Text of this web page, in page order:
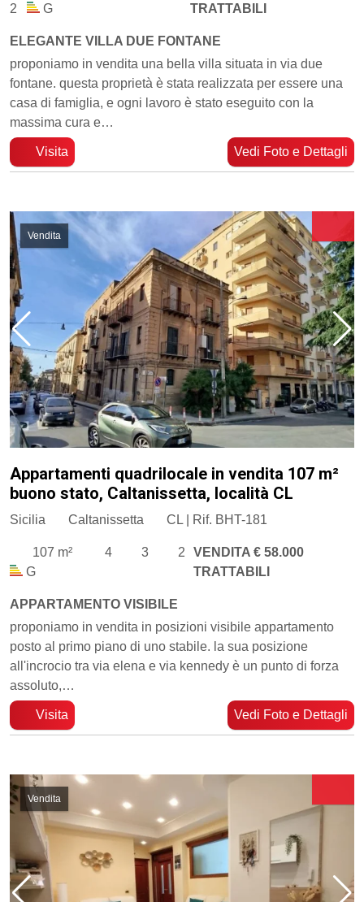
2
G
TRATTABILI
ELEGANTE VILLA DUE FONTANE
proponiamo in vendita una bella villa situata in via due
fontane. questa proprietà è stata realizzata per essere una
casa di famiglia, e ogni lavoro è stato eseguito con la
massima cura e…
Visita Vedi Foto e Dettagli
Vendita
Appartamenti quadrilocale in vendita 107 m²
buono stato, Caltanissetta, località CL
Sicilia Caltanissetta CL | Rif. BHT-181
107 m² 4 3
2
G
VENDITA € 58.000
TRATTABILI
APPARTAMENTO VISIBILE
proponiamo in vendita in posizioni visibile appartamento
posto al primo piano di uno stabile. ​la sua posizione
all'incrocio tra via elena e via kennedy è un punto di forza
assoluto,…
Visita Vedi Foto e Dettagli
Vendita